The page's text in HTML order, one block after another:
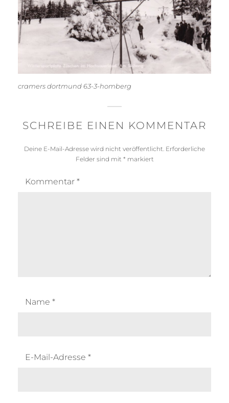
cramers dortmund 63-3-homberg
SCHREIBE EINEN KOMMENTAR
Deine E-Mail-Adresse wird nicht veröffentlicht. Erforderliche
Felder sind mit * markiert
Kommentar *
Name *
E-Mail-Adresse *